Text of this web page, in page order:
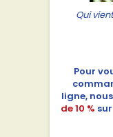
Qui
Pour
ligne,
de 10 %